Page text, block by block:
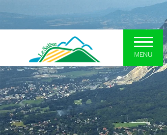
UN SYNDICAT POUR LE
SALÈVE
MENU